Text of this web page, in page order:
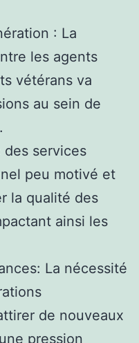
: La
les agents
vétérans va
au sein de
des services
peu motivé et
la qualité des
ainsi les
La nécessité
de nouveaux
pression